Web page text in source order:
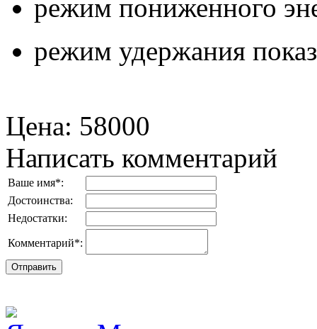
режим пониженного
режим удержания
Цена: 58000
Написать комментарий
Ваше имя*:
Достоинства:
Недостатки:
Комментарий*: